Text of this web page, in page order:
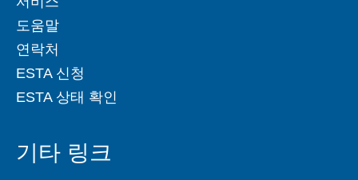
도움말
연락처
ESTA 신청
ESTA 상태 확인
기타 링크